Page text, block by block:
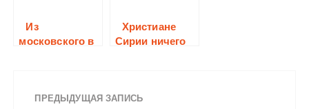
Из
московского в
Христиане
Сирии ничего
ПРЕДЫДУЩАЯ ЗАПИСЬ